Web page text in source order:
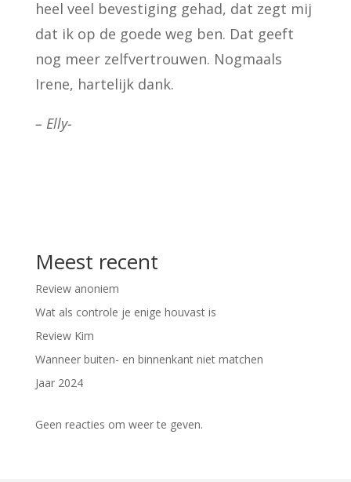
heel veel bevestiging gehad, dat zegt mij
dat ik op de goede weg ben. Dat geeft
nog meer zelfvertrouwen. Nogmaals
Irene, hartelijk dank.
– Elly-
Meest recent
Review anoniem
Wat als controle je enige houvast is
Review Kim
Wanneer buiten- en binnenkant niet matchen
Jaar 2024
Geen reacties om weer te geven.